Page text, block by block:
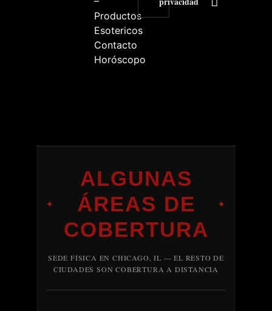
Productos
Esotericos
Contacto
Horóscopo
✦
ALGUNAS
ÁREAS DE
COBERTURA
✦
SEDE FÍSICA EN CHICAGO, IL — EL RESTO DE
CIUDADES SON COBERTURA A DISTANCIA